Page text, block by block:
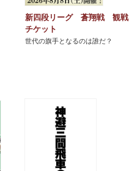
新四段リーグ 蒼翔戦 観戦
チケット
世代の旗手となるのは誰だ？